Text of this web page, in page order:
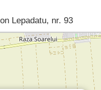
Lepadatu, nr. 93